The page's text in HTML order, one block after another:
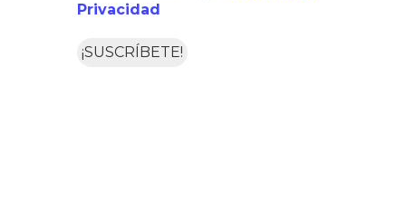
Privacidad